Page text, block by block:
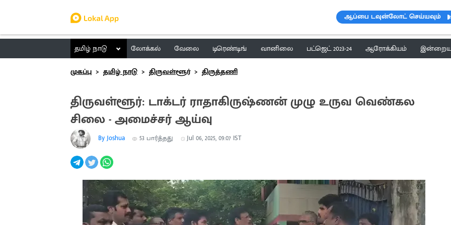
ஆப்பை டவுன்லோட் செய்யவும்
தமிழ் நாடு லோக்கல் வேலை டிரெண்டிங் வானிலை பட்ஜெட் 2023-24 ஆரோக்கியம் இன்றைய
முகப்பு
தமிழ் நாடு திருவள்ளூர் திருத்தணி
திருவள்ளூர்: டாக்டர் ராதாகிருஷ்ணன் முழு உருவ வெண்கல
சிலை - அமைச்சர் ஆய்வு
By Joshua 53 பார்த்தது Jul 06, 2025, 09:07 IST